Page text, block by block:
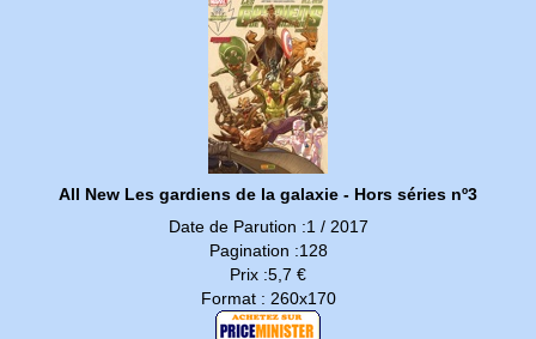
All New Les gardiens de la galaxie - Hors séries nº3
Date de Parution :1 / 2017
Pagination :128
Prix :5,7 €
Format : 260x170